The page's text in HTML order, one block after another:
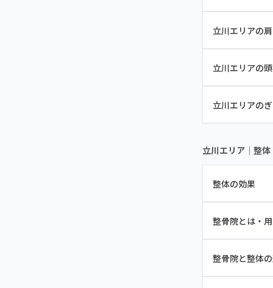
立川エリアの
立川エリアの
立川エリアの
立川エリア｜整
整体の効果
整骨院とは・
整骨院と整体